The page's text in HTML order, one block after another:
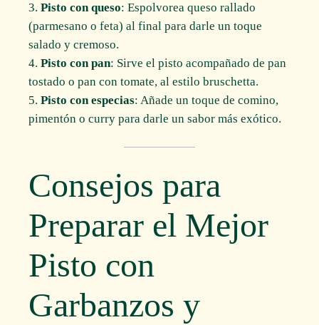
Pisto con queso: Espolvorea queso rallado
(parmesano o feta) al final para darle un toque
salado y cremoso.
Pisto con pan: Sirve el pisto acompañado de pan
tostado o pan con tomate, al estilo bruschetta.
Pisto con especias: Añade un toque de comino,
pimentón o curry para darle un sabor más exótico.
Consejos para
Preparar el Mejor
Pisto con
Garbanzos y